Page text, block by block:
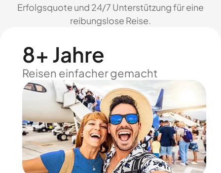
Erfolgsquote und 24/7 Unterstützung für eine
reibungslose Reise.
8+ Jahre
Reisen einfacher gemacht